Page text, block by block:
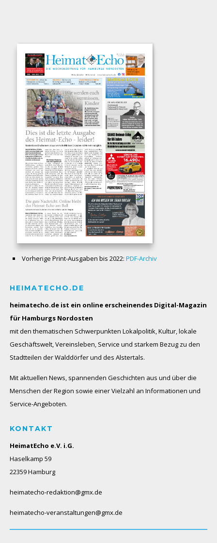
Vorherige Print-Ausgaben bis 2022: PDF-Archiv
HEIMATECHO.DE
heimatecho.de ist ein online erscheinendes Digital-Magazin
für Hamburgs Nordosten
mit den thematischen Schwerpunkten Lokalpolitik, Kultur, lokale
Geschäftswelt, Vereinsleben, Service und starkem Bezug zu den
Stadtteilen der Walddörfer und des Alstertals.
Mit aktuellen News, spannenden Geschichten aus und über die
Menschen der Region sowie einer Vielzahl an Informationen und
Service-Angeboten.
KONTAKT
HeimatEcho e.V. i.G.
Haselkamp 59
22359 Hamburg
heimatecho-redaktion@gmx.de
heimatecho-veranstaltungen@gmx.de